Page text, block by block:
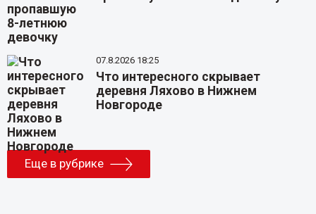
07.8.2026 18:25
Что интересного скрывает
деревня Ляхово в Нижнем
Новгороде
Еще в рубрике